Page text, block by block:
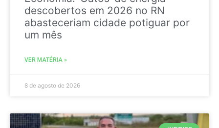
descobertos em 2026 no RN
abasteceriam cidade potiguar por
um mês
VER MATÉRIA »
8 de agosto de 2026